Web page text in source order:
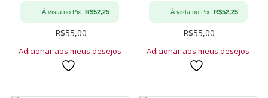
À vista no Pix: R$52,25
R$55,00
Adicionar aos meus desejos
À vista no Pix: R$52,25
R$55,00
Adicionar aos meus desejos